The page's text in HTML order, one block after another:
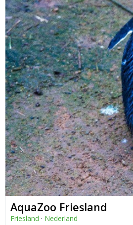
AquaZoo Friesland
Friesland · Nederland